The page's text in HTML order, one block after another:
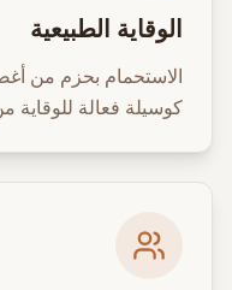
الوقاية الطبيعية
الاستحمام بحزم من
كوسيلة فعالة للوقاية